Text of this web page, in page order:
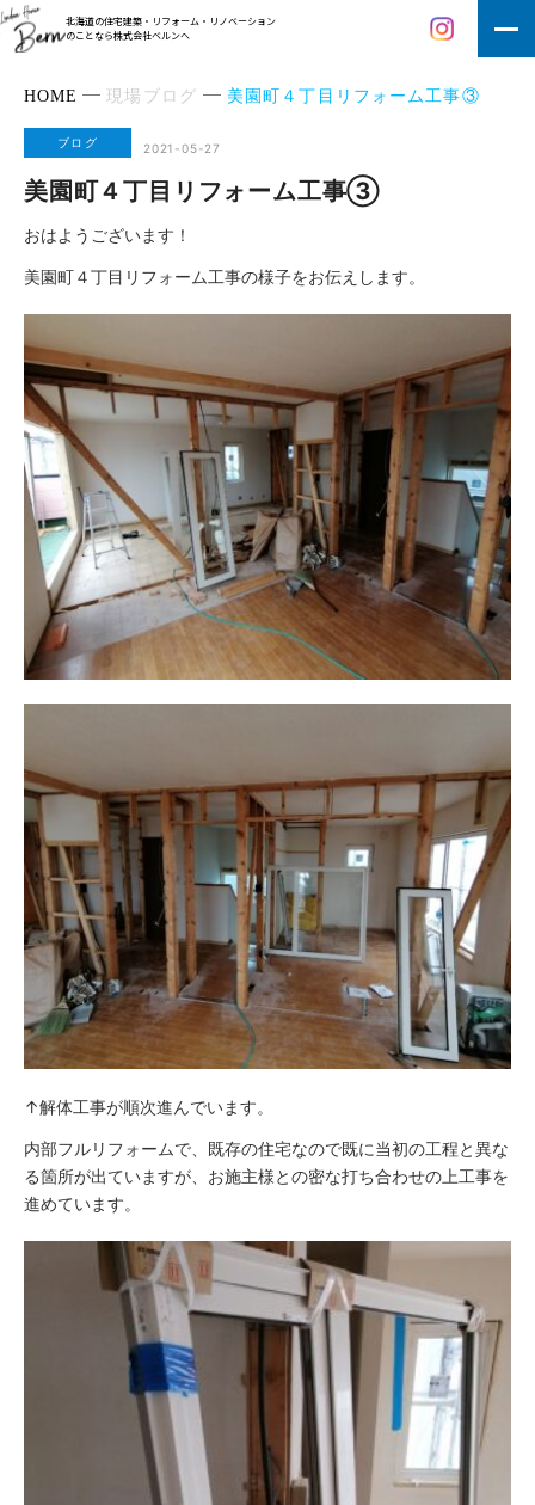
北海道の住宅建築・リフォーム・リノベーション
のことなら株式会社ベルンへ
HOME 現場ブログ 美園町４丁目リフォーム工事③
ブログ 2021-05-27
美園町４丁目リフォーム工事③
おはようございます！
美園町４丁目リフォーム工事の様子をお伝えします。
↑解体工事が順次進んでいます。
内部フルリフォームで、既存の住宅なので既に当初の工程と異な
る箇所が出ていますが、お施主様との密な打ち合わせの上工事を
進めています。